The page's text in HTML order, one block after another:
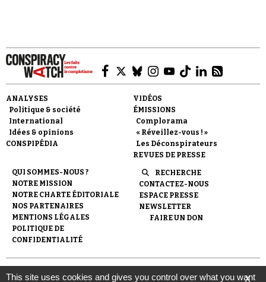
ANALYSES
Politique & société
International
Idées & opinions
CONSPIPÉDIA
VIDÉOS
ÉMISSIONS
Complorama
« Réveillez-vous ! »
Les Déconspirateurs
REVUES DE PRESSE
QUI SOMMES-NOUS ?
NOTRE MISSION
NOTRE CHARTE ÉDITORIALE
NOS PARTENAIRES
MENTIONS LÉGALES
POLITIQUE DE
CONFIDENTIALITÉ
RECHERCHE
CONTACTEZ-NOUS
ESPACE PRESSE
NEWSLETTER
FAIRE UN DON
© 2007- 2026 Conspiracy Watch | Une réalisation de
X
This site uses cookies and gives you control over what you want